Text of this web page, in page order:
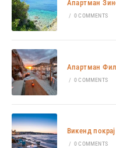
Апартман
/ 0 COMMENTS
Апартман
/ 0 COMMENTS
Викенд
/ 0 COMMENTS